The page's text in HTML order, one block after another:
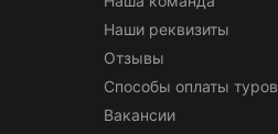
Наши реквизиты
Отзывы
Способы оплаты туров
Вакансии